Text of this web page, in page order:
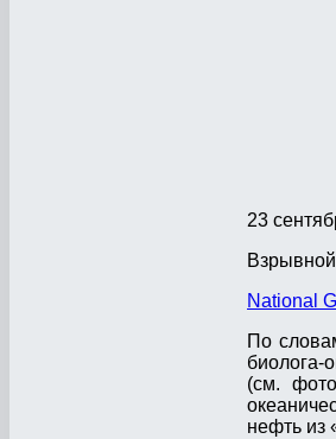
23
National
По
биолога-
(см.
нефть из